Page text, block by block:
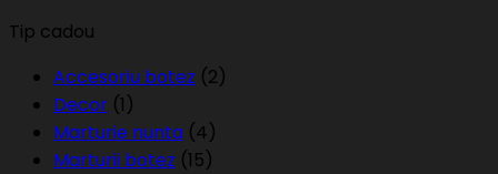
Tip cadou
Accesoriu botez (2)
Decor (1)
Marturie nunta (4)
Marturii botez (15)